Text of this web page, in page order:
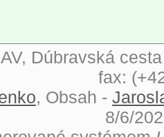
Dúbravská
fax:
, Obsah -
8/6/